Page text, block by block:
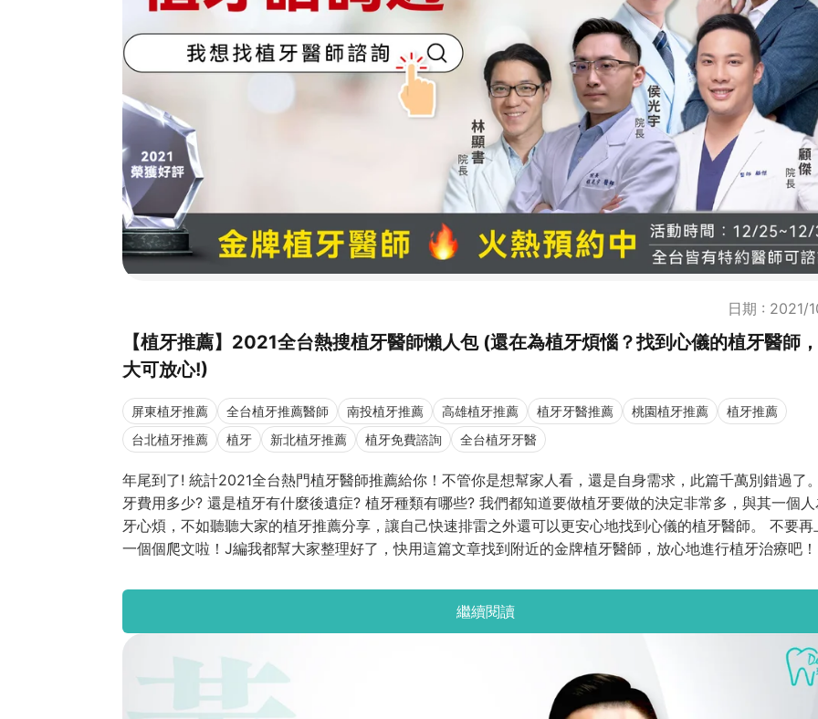
日期 : 2021/
【植牙推薦】2021全台熱搜植牙醫師懶人包 (還在為植牙煩惱？找到心儀的植牙醫師
大可放心!)
屏東植牙推薦 全台植牙推薦醫師 南投植牙推薦 高雄植牙推薦 植牙牙醫推薦 桃園植牙推薦
植牙推薦
台北植牙推薦
植牙 新北植牙推薦 植牙免費諮詢 全台植牙牙醫
年尾到了! 統計2021全台熱門植牙醫師推薦給你！不管你是想幫家人看，還是自身需求，此篇千萬別錯過了
牙費用多少? 還是植牙有什麼後遺症? 植牙種類有哪些? 我們都知道要做植牙要做的決定非常多，與其一個
牙心煩，不如聽聽大家的植牙推薦分享，讓自己快速排雷之外還可以更安心地找到心儀的植牙醫師。 不要再
一個個爬文啦！J編我都幫大家整理好了，快用這篇文章找到附近的金牌植牙醫師，放心地進行植牙治療吧！
繼續閱讀